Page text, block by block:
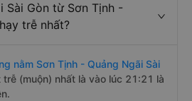
Sài Gòn từ Sơn Tịnh -
trễ nhất?
nằm Sơn Tịnh - Quảng Ngãi Sài
(muộn) nhất là vào lúc 21:21 là